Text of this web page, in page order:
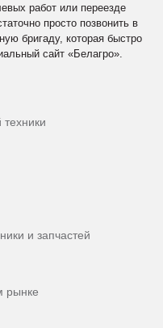
работ или переезде
просто позвонить в
бригаду, которая быстро
сайт «Белагро».
и запчастей
рынке